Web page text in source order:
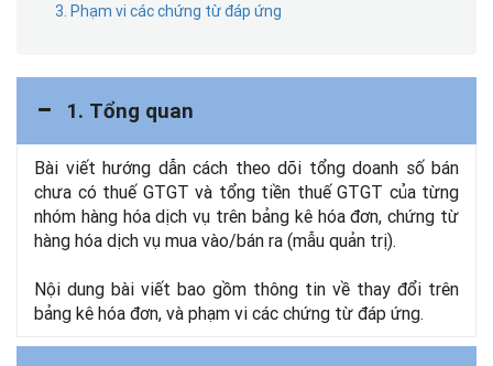
3. Phạm vi các chứng từ đáp ứng
1. Tổng quan
Bài viết hướng dẫn cách theo dõi tổng doanh số bán
chưa có thuế GTGT và tổng tiền thuế GTGT của từng
nhóm hàng hóa dịch vụ trên bảng kê hóa đơn, chứng từ
hàng hóa dịch vụ mua vào/bán ra (mẫu quản trị).
Nội dung bài viết bao gồm thông tin về thay đổi trên
bảng kê hóa đơn, và phạm vi các chứng từ đáp ứng.